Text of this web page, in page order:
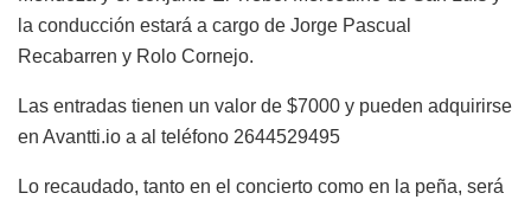
la conducción estará a cargo de Jorge Pascual
Recabarren y Rolo Cornejo.
Las entradas tienen un valor de $7000 y pueden adquirirse
en Avantti.io a al teléfono 2644529495
Lo recaudado, tanto en el concierto como en la peña, será